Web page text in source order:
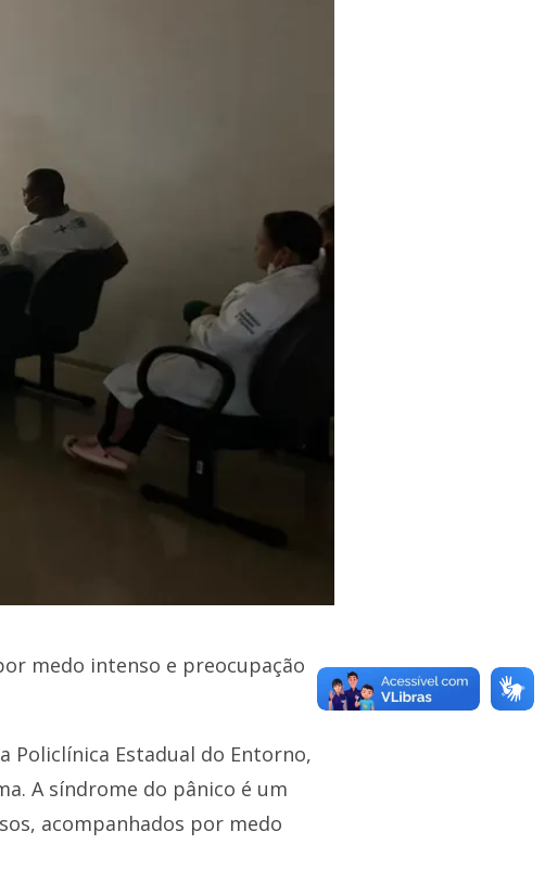
medo intenso e preocupação
Policlínica Estadual do Entorno,
A síndrome do pânico é um
acompanhados por medo